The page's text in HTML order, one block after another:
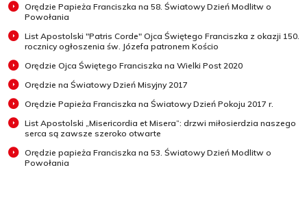
Orędzie Papieża Franciszka na 58. Światowy Dzień Modlitw o
Powołania
List Apostolski "Patris Corde" Ojca Świętego Franciszka z okazji 150.
rocznicy ogłoszenia św. Józefa patronem Kościo
Orędzie Ojca Świętego Franciszka na Wielki Post 2020
Orędzie na Światowy Dzień Misyjny 2017
Orędzie Papieża Franciszka na Światowy Dzień Pokoju 2017 r.
List Apostolski „Misericordia et Misera”: drzwi miłosierdzia naszego
serca są zawsze szeroko otwarte
Orędzie papieża Franciszka na 53. Światowy Dzień Modlitw o
Powołania